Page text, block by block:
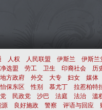
人权 人民联盟 伊斯兰 伊斯兰
净选盟 劳工 卫生 印裔社会 历
地方政府 外交 大专 妇女 媒体
怡保东区 性别 慕尤丁 拉惹柏特
民政党 沙巴 法庭 法治 滥
源 良好施政 警察 评语与回应